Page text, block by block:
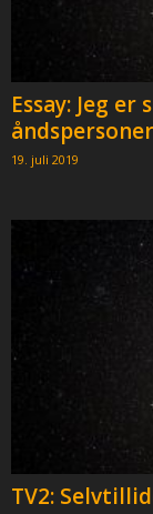
Essay: Jeg
19. juli 2019
TV2: